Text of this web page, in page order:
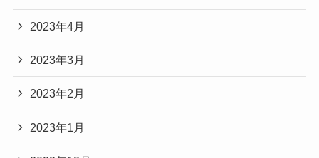
2023年4月
2023年3月
2023年2月
2023年1月